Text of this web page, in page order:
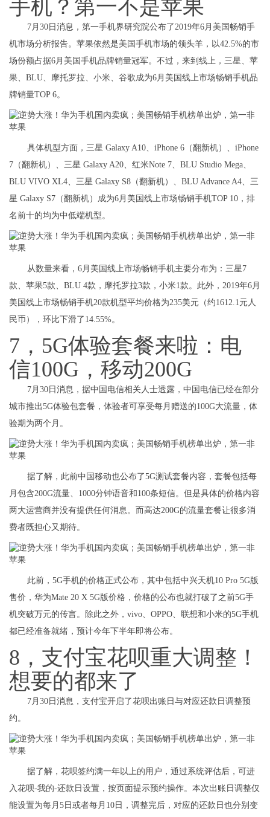
手机？第一不是苹果
7月30日消息，第一手机界研究院公布了2019年6月美国畅销手
机市场分析报告。苹果依然是美国手机市场的领头羊，以42.5%的市
场份额占据6月美国手机品牌销量冠军。不过，来到线上，三星、苹
果、BLU、摩托罗拉、小米、谷歌成为6月美国线上市场畅销手机品
牌销量TOP 6。
具体机型方面，三星 Galaxy A10、iPhone 6（翻新机）、iPhone
7（翻新机）、三星 Galaxy A20、红米Note 7、BLU Studio Mega、
BLU VIVO XL4、三星 Galaxy S8（翻新机）、BLU Advance A4、三
星 Galaxy S7（翻新机）成为6月美国线上市场畅销手机TOP 10，排
名前十的均为中低端机型。
从数量来看，6月美国线上市场畅销手机主要分布为：三星7
款、苹果5款、BLU 4款，摩托罗拉3款，小米1款。此外，2019年6月
美国线上市场畅销手机20款机型平均价格为235美元（约1612.1元人
民币），环比下滑了14.55%。
7，5G体验套餐来啦：电
信100G，移动200G
7月30日消息，据中国电信相关人士透露，中国电信已经在部分
城市推出5G体验包套餐，体验者可享受每月赠送的100G大流量，体
验期为两个月。
据了解，此前中国移动也公布了5G测试套餐内容，套餐包括每
月包含200G流量、1000分钟语音和100条短信。但是具体的价格内容
两大运营商并没有提供任何消息。而高达200G的流量套餐让很多消
费者既担心又期待。
此前，5G手机的价格正式公布，其中包括中兴天机10 Pro 5G版
售价，华为Mate 20 X 5G版价格，价格的公布也就打破了之前5G手
机突破万元的传言。除此之外，vivo、OPPO、联想和小米的5G手机
都已经准备就绪，预计今年下半年即将公布。
8，支付宝花呗重大调整！
想要的都来了
7月30日消息，支付宝开启了花呗出账日与对应还款日调整预
约。
据了解，花呗签约满一年以上的用户，通过系统评估后，可进
入花呗-我的-还款日设置，按页面提示预约操作。本次出账日调整仅
能设置为每月5日或者每月10日，调整完后，对应的还款日也分别变